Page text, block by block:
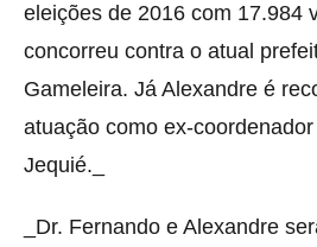
eleições de 2016 com 17.984
concorreu contra o atual
Gameleira. Já Alexandre é
atuação como ex-
Jequié._
_Dr. Fernando e Alexandre